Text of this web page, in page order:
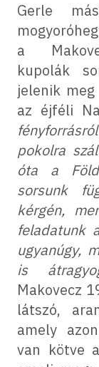
Gerle
a
kupolák
jelenik
az éjféli
pokolra
óta a Föld
sorsunk
kérgén,
feladatunk
ugyanúgy,
is
Makovecz
látszó,
amely
van kötve